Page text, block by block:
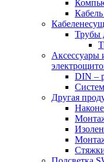
Трубы
Аксессуары
DIN –
Другая